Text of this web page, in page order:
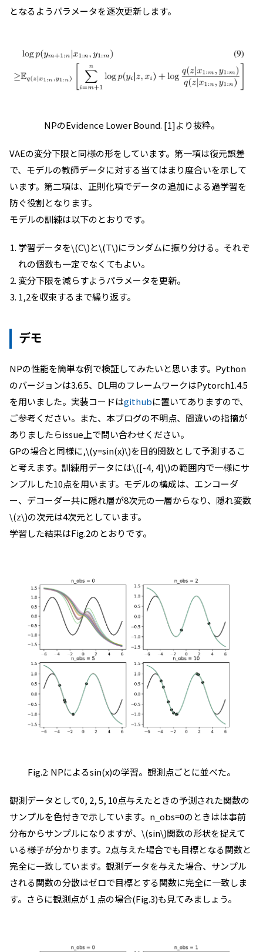
となるようパラメータを逐次更新します。
NPのEvidence Lower Bound. [1]より抜粋。
VAEの変分下限と同様の形をしています。第一項は復元誤差
で、モデルの教師データに対する当てはまり度合いを示して
います。第二項は、正則化項でデータの追加による過学習を
防ぐ役割となります。
モデルの訓練は以下のとおりです。
学習データを\(C\)と\(T\)にランダムに振り分ける。それぞ
れの個数も一定でなくてもよい。
変分下限を減らすようパラメータを更新。
1,2を収束するまで繰り返す。
デモ
NPの性能を簡単な例で検証してみたいと思います。Python
のバージョンは3.6.5、DL用のフレームワークはPytorch1.4.5
を用いました。実装コードはgithubに置いてありますので、
ご参考ください。また、本ブログの不明点、間違いの指摘が
ありましたらissue上で問い合わせください。
GPの場合と同様に,\(y=sin(x)\)を目的関数として予測するこ
と考えます。訓練用データには\([-4, 4]\)の範囲内で一様にサ
ンプルした10点を用います。モデルの構成は、エンコーダ
ー、デコーダー共に隠れ層が8次元の一層からなり、隠れ変数
\(z\)の次元は4次元としています。
学習した結果はFig.2のとおりです。
Fig.2: NPによるsin(x)の学習。観測点ごとに並べた。
観測データとして0, 2, 5, 10点与えたときの予測された関数の
サンプルを色付きで示しています。n_obs=0のときはは事前
分布からサンプルになりますが、\(sin\)関数の形状を捉えて
いる様子が分かります。2点与えた場合でも目標となる関数と
完全に一致しています。観測データを与えた場合、サンプル
される関数の分散はゼロで目標とする関数に完全に一致しま
す。さらに観測点が１点の場合(Fig.3)も見てみましょう。